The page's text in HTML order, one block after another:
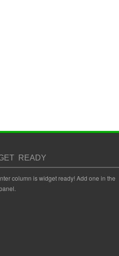
READY
column is widget ready! Add one in the